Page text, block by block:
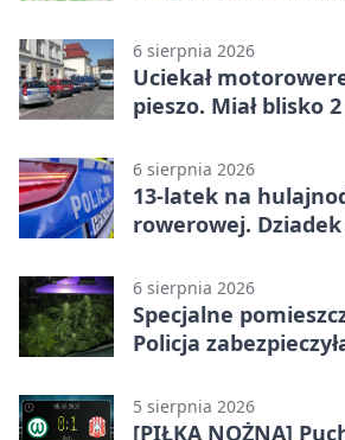
6 sierpnia 2026
Uciekał
pieszo. Miał blisko
6 sierpnia 2026
13-latek na
rowerowej. Dziadek
6 sierpnia 2026
Specjalne
Policja
5 sierpnia 2026
[PIŁKA NOŻNA]